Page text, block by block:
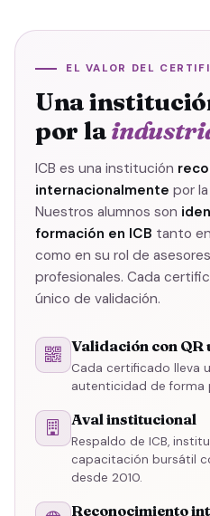
EL VALOR DEL
Una
por la
ICB es una institución
internacionalmente por
Nuestros alumnos son
formación en ICB tanto
como en su rol de
profesionales. Cada
único de validación.
Validación con QR
Cada certificado lleva
autenticidad de forma
Aval institucional
Respaldo de ICB,
capacitación bursátil
desde 2010.
Reconocimiento